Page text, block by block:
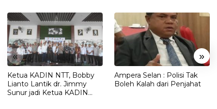
« »
Ketua KADIN NTT, Bobby
Lianto Lantik dr. Jimmy
Sunur jadi Ketua KADIN
Ampera Selan : Polisi Tak
Boleh Kalah dari Penjahat